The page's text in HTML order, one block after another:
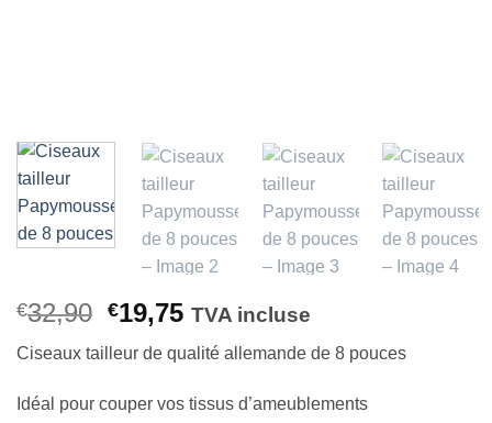
€32,90 Le
initial
€32,90.
€19,75Le
prix
actuel
est :
€19,75.
TVA incluse
Ciseaux tailleur de qualité allemande de 8 pouces
Idéal pour couper vos tissus d’ameublements